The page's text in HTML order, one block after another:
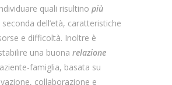
quali risultino più
seconda dell’età, caratteristiche
e difficoltà. Inoltre è
una buona relazione
famiglia, basata su
collaborazione e